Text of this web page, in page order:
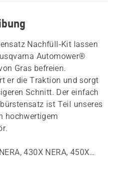
Nachfüll-Kit lassen
Automower®
Gras befreien.
er die Traktion und sorgt
Schnitt. Der einfach
ist Teil unseres
hochwertigem
430X NERA, 450X